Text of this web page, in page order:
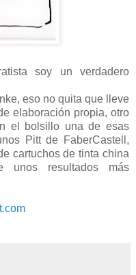
soy un verdadero
eso no quita que lleve
elaboración propia, otro
el bolsillo una de esas
Pitt de FaberCastell,
cartuchos de tinta china
unos resultados más